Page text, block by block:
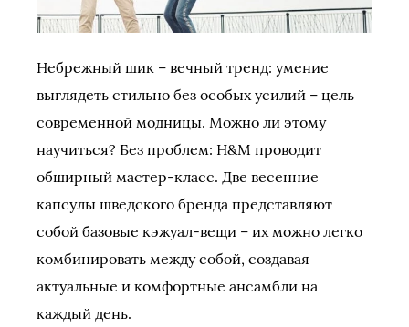
Небрежный шик – вечный тренд: умение
выглядеть стильно без особых усилий – цель
современной модницы. Можно ли этому
научиться? Без проблем: H&M проводит
обширный мастер-класс. Две весенние
капсулы шведского бренда представляют
собой базовые кэжуал-вещи – их можно легко
комбинировать между собой, создавая
актуальные и комфортные ансамбли на
каждый день.